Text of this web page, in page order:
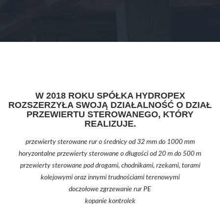
W 2018 ROKU SPÓŁKA HYDROPEX
ROZSZERZYŁA SWOJĄ DZIAŁALNOŚĆ O DZIAŁ
PRZEWIERTU STEROWANEGO, KTÓRY
REALIZUJE.
przewierty sterowane rur o średnicy od 32 mm do 1000 mm
horyzontalne przewierty sterowane o długości od 20 m do 500 m
przewierty sterowane pod drogami, chodnikami, rzekami, torami
kolejowymi oraz innymi trudnościami terenowymi
doczołowe zgrzewanie rur PE
kopanie kontrolek